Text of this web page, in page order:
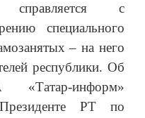
справляется с
специального
– на него
республики. Об
информ»
РТ по